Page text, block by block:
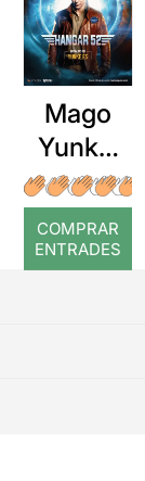
Mago
Yunke:
Hangar
52
COMPRAR
ENTRADES